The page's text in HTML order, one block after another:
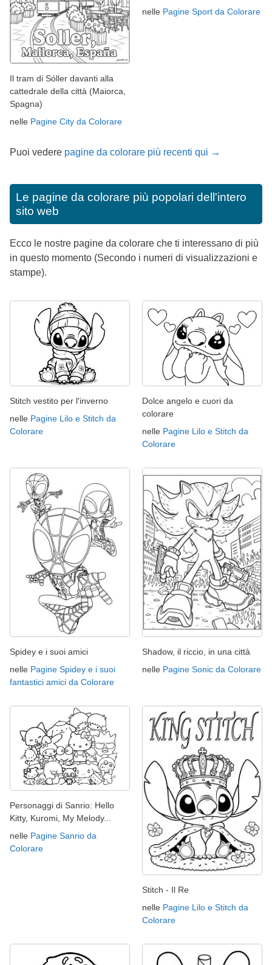
Il tram di Sóller davanti alla
cattedrale della città (Maiorca,
Spagna)
nelle Pagine City da Colorare
nelle Pagine Sport da Colorare
Puoi vedere pagine da colorare più recenti qui →
Le pagine da colorare più popolari dell'intero
sito web
Ecco le nostre pagine da colorare che ti interessano di più
in questo momento (Secondo i numeri di visualizzazioni e
stampe).
Stitch vestito per l'inverno
nelle Pagine Lilo e Stitch da
Colorare
Dolce angelo e cuori da
colorare
nelle Pagine Lilo e Stitch da
Colorare
Spidey e i suoi amici
nelle Pagine Spidey e i suoi
fantastici amici da Colorare
Shadow, il riccio, in una città
nelle Pagine Sonic da Colorare
Personaggi di Sanrio: Hello
Kitty, Kuromi, My Melody...
nelle Pagine Sanrio da
Colorare
Stitch - Il Re
nelle Pagine Lilo e Stitch da
Colorare